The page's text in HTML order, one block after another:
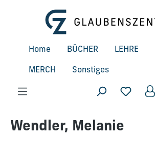
Zum Hauptinhalt springen
Home BÜCHER LEHRE
MERCH Sonstiges
Wendler, Melanie